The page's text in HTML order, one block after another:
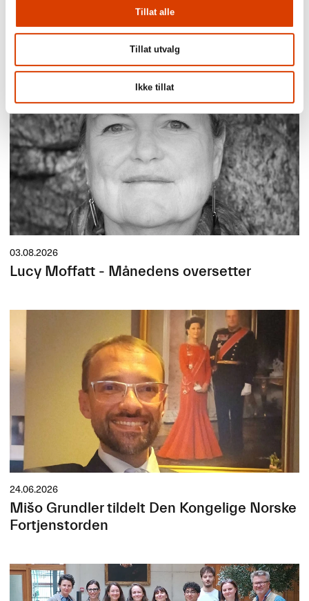
Tillat alle
Tillat utvalg
Ikke tillat
Siste saker
03.08.2026
Lucy Moffatt - Månedens oversetter
24.06.2026
Mišo Grundler tildelt Den Kongelige Norske
Fortjenstorden